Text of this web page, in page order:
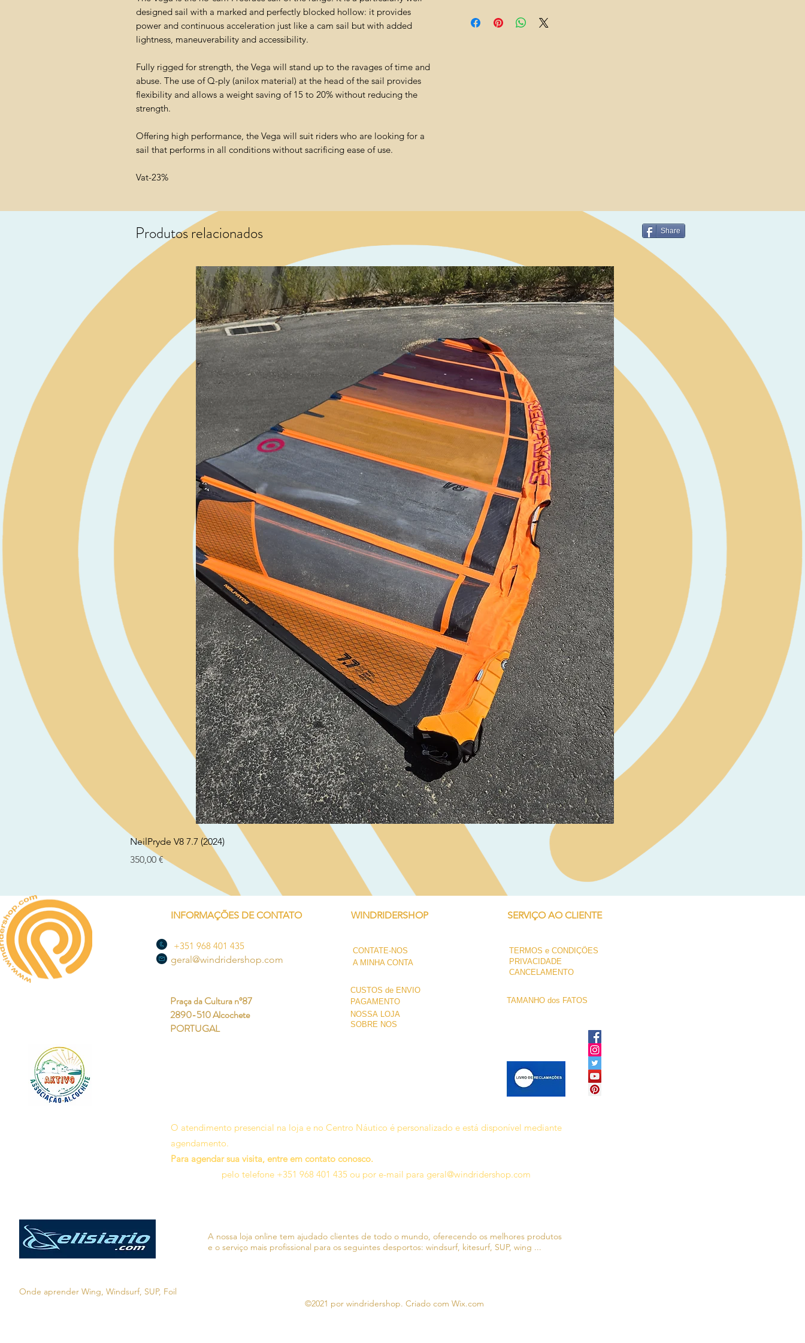
designed sail with a marked and perfectly blocked hollow: it provides
power and continuous acceleration just like a cam sail but with added
lightness, maneuverability and accessibility.
Fully rigged for strength, the Vega will stand up to the ravages of time and
abuse. The use of Q-ply (anilox material) at the head of the sail provides
flexibility and allows a weight saving of 15 to 20% without reducing the
strength.
Offering high performance, the Vega will suit riders who are looking for a
sail that performs in all conditions without sacrificing ease of use.
Vat-23%
Share
Produtos relacionados
Visualização rápida
NeilPryde V8 7.7 (2024)
Preço
350,00 €
INFORMAÇÕES DE CONTATO
+351 968 401 435
geral@windridershop.com
WINDRIDERSHOP
CONTATE-NOS
A MINHA CONTA
SERVIÇO AO CLIENTE
TERMOS e CONDIÇÕES
PRIVACIDADE
CANCELAMENTO
CUSTOS de ENVIO
Praça da Cultura nº87
2890-510 Alcochete
PORTUGAL
PAGAMENTO
NOSSA LOJA
SOBRE NÓS
TAMANHO dos FATOS
O atendimento presencial na loja e no Centro Náutico é personalizado e está disponível mediante
agendamento.
Para agendar sua visita, entre em contato conosco.
pelo telefone +351 968 401 435 ou por e-mail para geral@windridershop.com
A nossa loja online tem ajudado clientes de todo o mundo, oferecendo os melhores produtos
e o serviço mais profissional para os seguintes desportos: windsurf, kitesurf, SUP, wing ...
Onde aprender Wing, Windsurf, SUP, Foil
©2021 por windridershop. Criado com Wix.com